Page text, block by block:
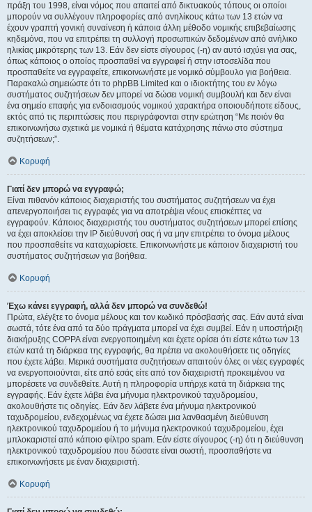
πράξη του 1998, είναι νόμος που απαιτεί από δικτυακούς τόπους οι οποίοι
μπορούν να συλλέγουν πληροφορίες από ανηλίκους κάτω των 13 ετών να
έχουν γραπτή γονική συναίνεση ή κάποια άλλη μέθοδο νομικής επιβεβαίωσης
κηδεμόνα, που να επιτρέπει τη συλλογή προσωπικών δεδομένων από ανήλικο
ηλικίας μικρότερης των 13. Εάν δεν είστε σίγουρος (-η) αν αυτό ισχύει για σας,
όπως κάποιος ο οποίος προσπαθεί να εγγραφεί ή στην ιστοσελίδα που
προσπαθείτε να εγγραφείτε, επικοινωνήστε με νομικό σύμβουλο για βοήθεια.
Παρακαλώ σημειώστε ότι το phpBB Limited και ο ιδιοκτήτης του εν λόγω
συστήματος συζητήσεων δεν μπορεί να δώσει νομική συμβουλή και δεν είναι
ένα σημείο επαφής για ενδοιασμούς νομικού χαρακτήρα οποιουδήποτε είδους,
εκτός από τις περιπτώσεις που περιγράφονται στην ερώτηση “Με ποιόν θα
επικοινωνήσω σχετικά με νομικά ή θέματα κατάχρησης πάνω στο σύστημα
συζητήσεων;”.
Κορυφή
Γιατί δεν μπορώ να εγγραφώ;
Είναι πιθανόν κάποιος διαχειριστής του συστήματος συζητήσεων να έχει
απενεργοποιήσει τις εγγραφές για να αποτρέψει νέους επισκέπτες να
εγγραφούν. Κάποιος διαχειριστής του συστήματος συζητήσεων μπορεί επίσης
να έχει αποκλείσει την IP διεύθυνσή σας ή να μην επιτρέπει το όνομα μέλους
που προσπαθείτε να καταχωρίσετε. Επικοινωνήστε με κάποιον διαχειριστή του
συστήματος συζητήσεων για βοήθεια.
Κορυφή
Έχω κάνει εγγραφή, αλλά δεν μπορώ να συνδεθώ!
Πρώτα, ελέγξτε το όνομα μέλους και τον κωδικό πρόσβασής σας. Εάν αυτά είναι
σωστά, τότε ένα από τα δύο πράγματα μπορεί να έχει συμβεί. Εάν η υποστήριξη
διακήρυξης COPPA είναι ενεργοποιημένη και έχετε ορίσει ότι είστε κάτω των 13
ετών κατά τη διάρκεια της εγγραφής, θα πρέπει να ακολουθήσετε τις οδηγίες
που έχετε λάβει. Μερικά συστήματα συζητήσεων απαιτούν όλες οι νέες εγγραφές
να ενεργοποιούνται, είτε από εσάς είτε από τον διαχειριστή προκειμένου να
μπορέσετε να συνδεθείτε. Αυτή η πληροφορία υπήρχε κατά τη διάρκεια της
εγγραφής. Εάν έχετε λάβει ένα μήνυμα ηλεκτρονικού ταχυδρομείου,
ακολουθήστε τις οδηγίες. Εάν δεν λάβετε ένα μήνυμα ηλεκτρονικού
ταχυδρομείου, ενδεχομένως να έχετε δώσει μια λανθασμένη διεύθυνση
ηλεκτρονικού ταχυδρομείου ή το μήνυμα ηλεκτρονικού ταχυδρομείου, έχει
μπλοκαριστεί από κάποιο φίλτρο spam. Εάν είστε σίγουρος (-η) ότι η διεύθυνση
ηλεκτρονικού ταχυδρομείου που δώσατε είναι σωστή, προσπαθήστε να
επικοινωνήσετε με έναν διαχειριστή.
Κορυφή